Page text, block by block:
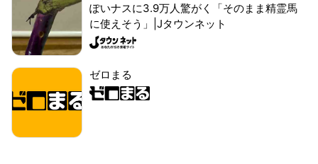
ぽいナスに3.9万人驚がく「そのまま精霊馬
に使えそう」|Jタウンネット
ゼロまる